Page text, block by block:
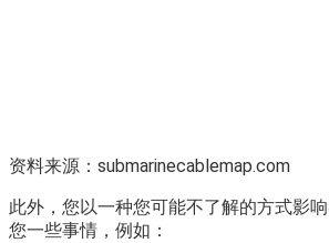
资料来源：submarinecablemap.com
此外，您以一种您可能不了解的方式影
您一些事情，例如：